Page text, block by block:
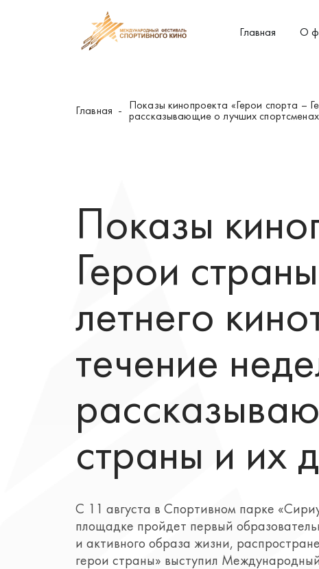
Главная О
Главная
Показы кинопроекта «Герои спорта –
рассказывающие о лучших
Показы
Герои
летнего
течение
страны и их
С 11 августа в Спортивном парке
площадке пройдет первый
и активного образа жизни,
герои страны» выступил